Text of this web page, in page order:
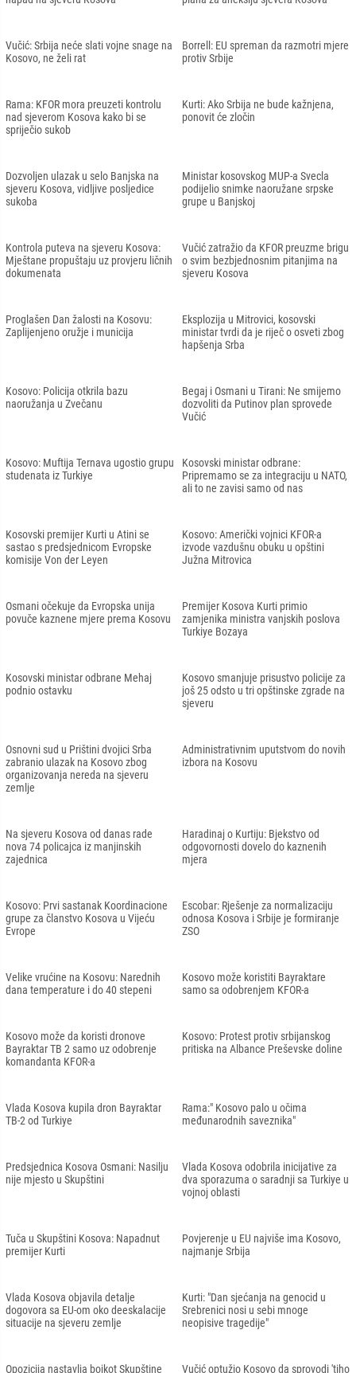
Vučić: Srbija neće slati vojne snage na
Kosovo, ne želi rat
Borrell: EU spreman da razmotri mjere
protiv Srbije
Rama: KFOR mora preuzeti kontrolu
nad sjeverom Kosova kako bi se
spriječio sukob
Kurti: Ako Srbija ne bude kažnjena,
ponovit će zločin
Dozvoljen ulazak u selo Banjska na
sjeveru Kosova, vidljive posljedice
sukoba
Ministar kosovskog MUP-a Svecla
podijelio snimke naoružane srpske
grupe u Banjskoj
Kontrola puteva na sjeveru Kosova:
Mještane propuštaju uz provjeru ličnih
dokumenata
Vučić zatražio da KFOR preuzme brigu
o svim bezbjednosnim pitanjima na
sjeveru Kosova
Proglašen Dan žalosti na Kosovu:
Zaplijenjeno oružje i municija
Eksplozija u Mitrovici, kosovski
ministar tvrdi da je riječ o osveti zbog
hapšenja Srba
Kosovo: Policija otkrila bazu
naoružanja u Zvečanu
Begaj i Osmani u Tirani: Ne smijemo
dozvoliti da Putinov plan sprovede
Vučić
Kosovo: Muftija Ternava ugostio grupu
studenata iz Turkiye
Kosovski ministar odbrane:
Pripremamo se za integraciju u NATO,
ali to ne zavisi samo od nas
Kosovski premijer Kurti u Atini se
sastao s predsjednicom Evropske
komisije Von der Leyen
Kosovo: Američki vojnici KFOR-a
izvode vazdušnu obuku u opštini
Južna Mitrovica
Osmani očekuje da Evropska unija
povuče kaznene mjere prema Kosovu
Premijer Kosova Kurti primio
zamjenika ministra vanjskih poslova
Turkiye Bozaya
Kosovski ministar odbrane Mehaj
podnio ostavku
Kosovo smanjuje prisustvo policije za
još 25 odsto u tri opštinske zgrade na
sjeveru
Osnovni sud u Prištini dvojici Srba
zabranio ulazak na Kosovo zbog
organizovanja nereda na sjeveru
zemlje
Administrativnim uputstvom do novih
izbora na Kosovu
Na sjeveru Kosova od danas rade
nova 74 policajca iz manjinskih
zajednica
Haradinaj o Kurtiju: Bjekstvo od
odgovornosti dovelo do kaznenih
mjera
Kosovo: Prvi sastanak Koordinacione
grupe za članstvo Kosova u Vijeću
Evrope
Escobar: Rješenje za normalizaciju
odnosa Kosova i Srbije je formiranje
ZSO
Velike vrućine na Kosovu: Narednih
dana temperature i do 40 stepeni
Kosovo može koristiti Bayraktare
samo sa odobrenjem KFOR-a
Kosovo može da koristi dronove
Bayraktar TB 2 samo uz odobrenje
komandanta KFOR-a
Kosovo: Protest protiv srbijanskog
pritiska na Albance Preševske doline
Vlada Kosova kupila dron Bayraktar ​​
TB-2 od Turkiye
Rama:" Kosovo palo u očima
međunarodnih saveznika"
Predsjednica Kosova Osmani: Nasilju
nije mjesto u Skupštini
Vlada Kosova odobrila inicijative za
dva sporazuma o saradnji sa Turkiye u
vojnoj oblasti
Tuča u Skupštini Kosova: Napadnut
premijer Kurti
Povjerenje u EU najviše ima Kosovo,
najmanje Srbija
Vlada Kosova objavila detalje
dogovora sa EU-om oko deeskalacije
situacije na sjeveru zemlje
Kurti: "Dan sjećanja na genocid u
Srebrenici nosi u sebi mnoge
neopisive tragedije"
Opozicija nastavlja bojkot Skupštine
Vučić optužio Kosovo da sprovodi 'tiho